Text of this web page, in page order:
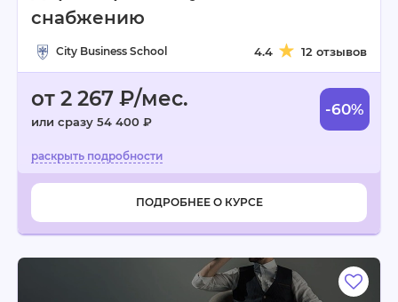
снабжению
City Business School 4.4 12 отзывов
от 2 267 ₽/мес.
или сразу 54 400 ₽
-60%
ПОДРОБНЕЕ О КУРСЕ